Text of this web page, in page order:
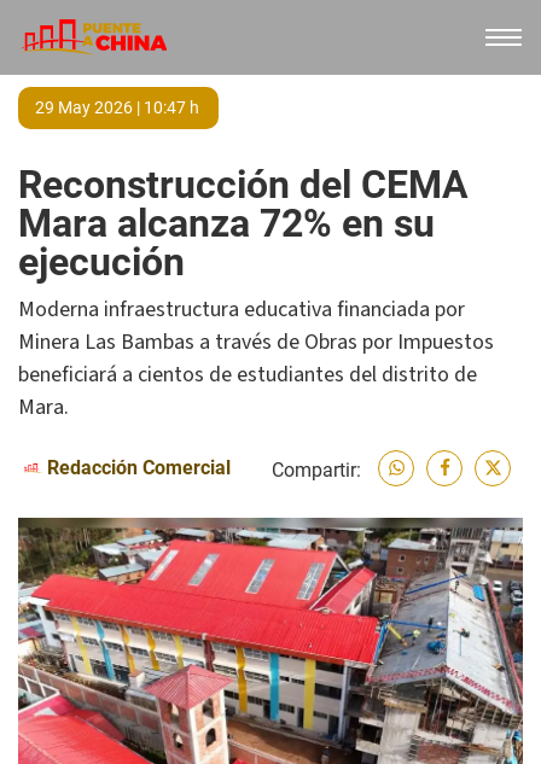
29 May 2026 | 10:47 h
Reconstrucción del CEMA
Mara alcanza 72% en su
ejecución
Moderna infraestructura educativa financiada por
Minera Las Bambas a través de Obras por Impuestos
beneficiará a cientos de estudiantes del distrito de
Mara.
Redacción Comercial Compartir: